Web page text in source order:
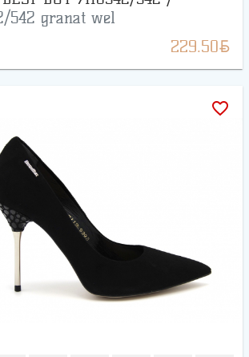
542 granat wel
229.50BYN
favorite_border